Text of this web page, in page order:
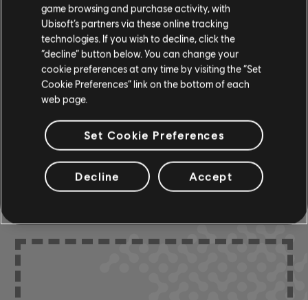
Arrangement accords
Accords basse
ARRANGEMENTS DE LA
COMMUNAUTÉ
game browsing and purchase activity, with
Ubisoft’s partners via these online tracking
technologies. If you wish to decline, click the
“decline” button below. You can change your
cookie preferences at any time by visiting the “Set
Cookie Preferences” link on the bottom of each
web page.
Set Cookie Preferences
Decline Accept